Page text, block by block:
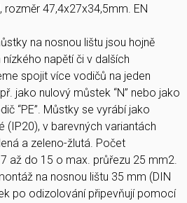
rozměr 47,4x27x34,5mm. EN
na nosnou lištu jsou hojně
napětí či v dalších
spojit více vodičů na jeden
jako nulový můstek “N” nebo jako
“PE”. Můstky se vyrábí jako
(IP20), v barevných variantách
a zeleno-žlutá. Počet
až do 15 o max. průřezu 25 mm2.
na nosnou lištu 35 mm (DIN
po odizolování připevňují pomocí